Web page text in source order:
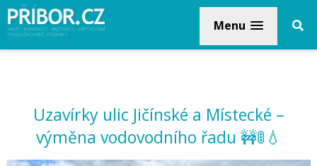
Menu
Uzavírky ulic Jičínské a Místecké –
výměna vodovodního řadu 🚧🚦💧